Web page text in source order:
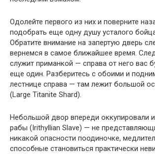
Одолейте первого из них и поверните
подобрать еще одну душу усталого
Обратите внимание на запертую дверь
вернемся в самое ближайшее время.
служит приманкой — справа от него вас
еще один. Разберитесь с обоими и
лестнице справа — там лежит большой
(Large Titanite Shard).
Небольшой двор впереди оккупировали
рабы (Irithyllian Slave) — не
никакой опасности поодиночке,
способные становиться практически